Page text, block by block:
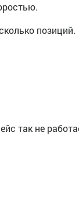
позиций.
так не